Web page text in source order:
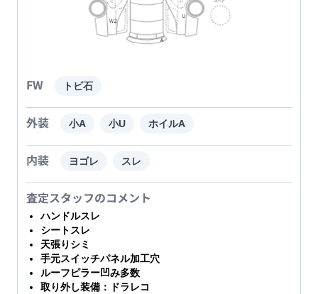
FW トビ石
外装 小A 小U ホイルA
内装 ヨゴレ スレ
査定スタッフのコメント
ハンドルスレ
シートスレ
天張りシミ
手元スイッチパネル加工穴
ルーフピラー凹み多数
取り外し装備：ドラレコ